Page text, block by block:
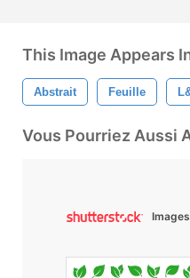
This Image Appears
Abstrait Feuille
Vous Pourriez Aussi